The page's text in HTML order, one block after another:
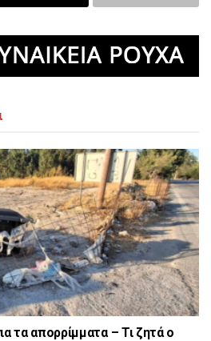
τα απορρίμματα – Τι ζητά ο